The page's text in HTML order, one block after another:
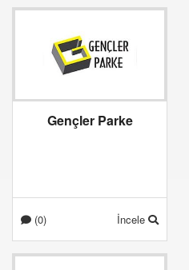
Gençler Parke
(0) İncele